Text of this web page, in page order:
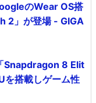
のWear OS搭
2」が登場 - GIGA
Snapdragon 8 Elit
を搭載しゲーム性